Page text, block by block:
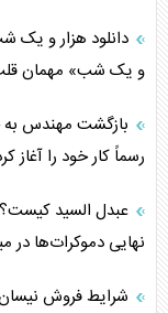
اوکراین بازوی
اهمیت راهبردی
پیام، ظرفیت
همسویی عربستان با
ترامپ و توهم خلع
دانلود هزار و یک
و یک شب» مهمان
بازگشت مهندس به
رسماً کار خود را آغاز
عبدل السید
نهایی دموکرات‌ها در
شرایط فروش